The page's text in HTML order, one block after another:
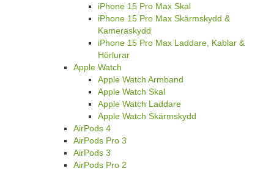
iPhone 15 Pro Max Skal
iPhone 15 Pro Max Skärmskydd &
Kameraskydd
iPhone 15 Pro Max Laddare, Kablar &
Hörlurar
Apple Watch
Apple Watch Armband
Apple Watch Skal
Apple Watch Laddare
Apple Watch Skärmskydd
AirPods 4
AirPods Pro 3
AirPods 3
AirPods Pro 2